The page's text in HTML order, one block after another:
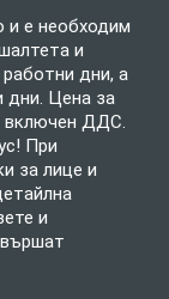
и е необходим
и
дни, а
дни. Цена за
включен ДДС.
При
за лице и
и